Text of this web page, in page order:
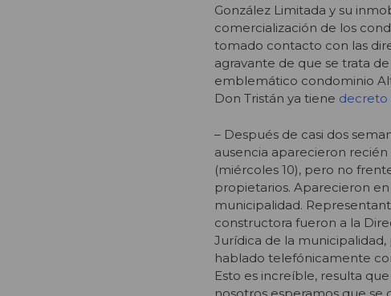
González Limitada y su
comercialización de los
tomado contacto con las
agravante de que se trata
emblemático condominio
Don Tristán ya tiene decreto
– Después de casi dos
ausencia aparecieron recién
(miércoles 10), pero no
propietarios. Aparecieron en
municipalidad.
constructora fueron a la
Jurídica de la
hablado telefónicamente
Esto es increíble, resulta